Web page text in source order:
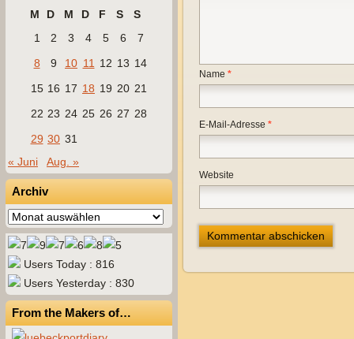
M
D M D F S
S
1
2 3 4 5 6
7
8
9 10 11 12 13 14
15 16 17 18 19 20 21
22 23 24 25 26 27 28
29 30 31
« Juni
Aug. »
Archiv
Archiv
Users Today : 816
Users Yesterday : 830
From the Makers of…
Name *
E-Mail-Adresse *
Website